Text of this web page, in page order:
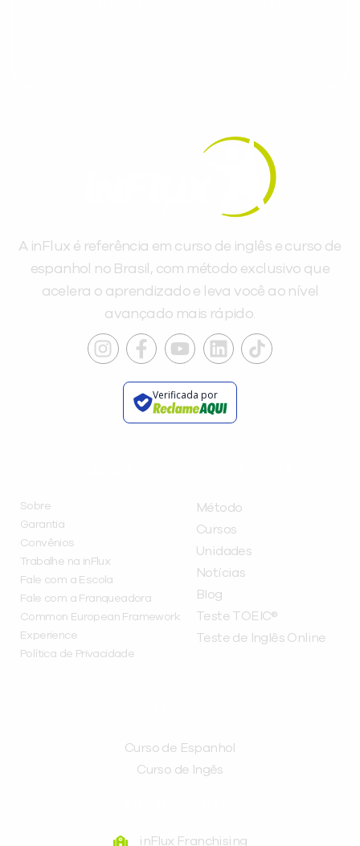
A inFlux é referência em curso de inglês e curso de
espanhol no Brasil, com método exclusivo que
acelera o aprendizado e leva você ao nível
avançado mais rápido.
Verificada por
Sobre
Garantia
Convênios
Trabalhe na inFlux
Fale com a Escola
Fale com a Franqueadora
Common European Framework
Experience
Política de Privacidade
Método
Cursos
Unidades
Notícias
Blog
Teste TOEIC®
Teste de Inglês Online
Curso de Espanhol
Curso de Ingês
inFlux Franchising